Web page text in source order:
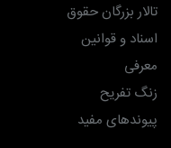
تالار بزرگان حقوق
اسناد و قوانین
معرفی
زنگ تفریح
پیوندهای مفید